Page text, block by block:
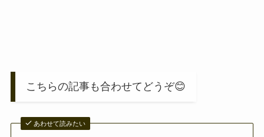
こちらの記事も合わせてどうぞ😊
あわせて読みたい